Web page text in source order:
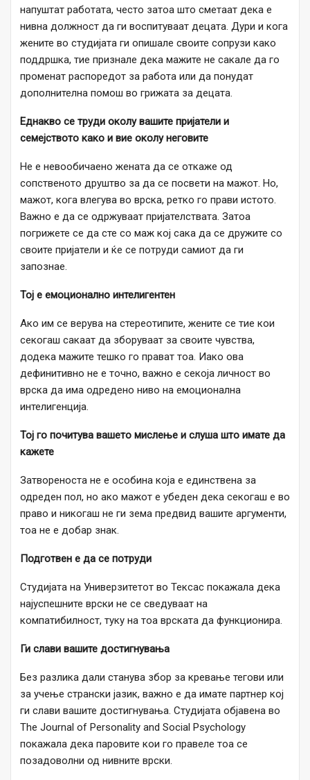
напуштат работата, често затоа што сметаат дека е
нивна должност да ги воспитуваат децата. Дури и кога
жените во студијата ги опишале своите сопрузи како
поддршка, тие признале дека мажите не сакале да го
променат распоредот за работа или да понудат
дополнителна помош во грижата за децата.
Еднакво се труди околу вашите пријатели и
семејството како и вие околу неговите
Не е невообичаено жената да се откаже од
сопственото друштво за да се посвети на мажот. Но,
мажот, кога влегува во врска, ретко го прави истото.
Важно е да се одржуваат пријателствата. Затоа
погрижете се да сте со маж кој сака да се дружите со
своите пријатели и ќе се потруди самиот да ги
запознае.
Тој е емоционално интелигентен
Ако им се верува на стереотипите, жените се тие кои
секогаш сакаат да зборуваат за своите чувства,
додека мажите тешко го прават тоа. Иако ова
дефинитивно не е точно, важно е секоја личност во
врска да има одредено ниво на емоционална
интелигенција.
Тој го почитува вашето мислење и слуша што имате да
кажете
Затвореноста не е особина која е единствена за
одреден пол, но ако мажот е убеден дека секогаш е во
право и никогаш не ги зема предвид вашите аргументи,
тоа не е добар знак.
Подготвен е да се потруди
Студијата на Универзитетот во Тексас покажала дека
најуспешните врски не се сведуваат на
компатибилност, туку на тоа врската да функционира.
Ги слави вашите достигнувања
Без разлика дали станува збор за кревање тегови или
за учење странски јазик, важно е да имате партнер кој
ги слави вашите достигнувања. Студијата објавена во
The Journal of Personality and Social Psychology
покажала дека паровите кои го правеле тоа се
позадоволни од нивните врски.